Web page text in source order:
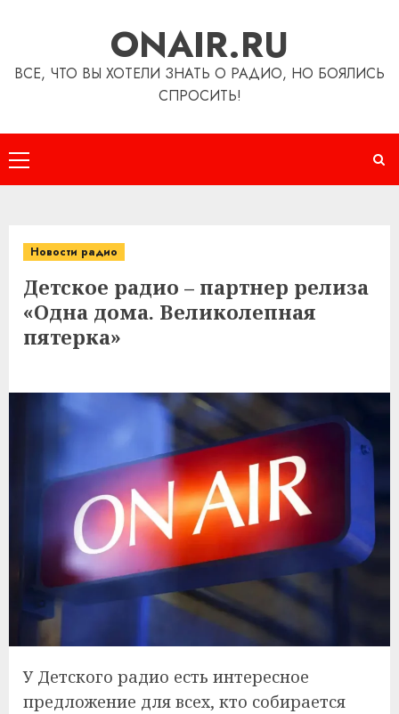
ONAIR.RU
ВСЕ, ЧТО ВЫ ХОТЕЛИ ЗНАТЬ О РАДИО, НО БОЯЛИСЬ
СПРОСИТЬ!
Основное
меню
Новости радио
Детское радио – партнер релиза
«Одна дома. Великолепная
пятерка»
У Детского радио есть интересное
предложение для всех, кто собирается